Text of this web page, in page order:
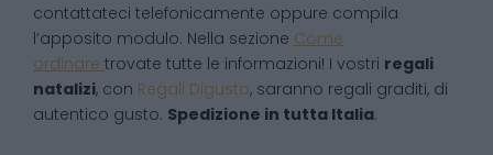
contattateci telefonicamente oppure compila
l’apposito modulo. Nella sezione Come
ordinare trovate tutte le informazioni! I vostri regali
natalizi, con Regali Digusto, saranno regali graditi, di
autentico gusto. Spedizione in tutta Italia.